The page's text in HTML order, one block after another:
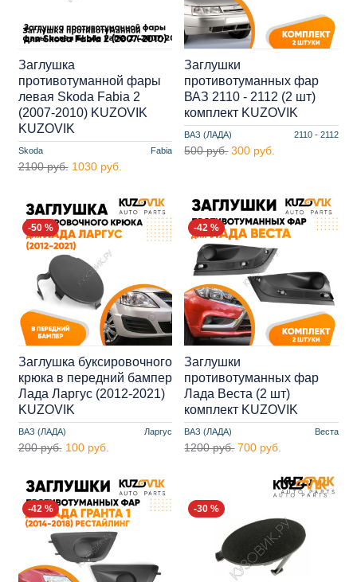
Skoda Fabia
Заглушка
противотуманной фары
левая Skoda Fabia 2
(2007-2010) KUZOVIK
KUZOVIK
2100 руб. 1030 руб.
ВАЗ (ЛАДА) 2110 - 2112
Заглушки
противотуманных фар
ВАЗ 2110 - 2112 (2 шт)
комплект KUZOVIK
500 руб. 300 руб.
-50 %
ВАЗ (ЛАДА) Ларгус
Заглушка буксировочного
крюка в передний бампер
Лада Ларгус (2012-2021)
KUZOVIK
200 руб. 100 руб.
-42 %
ВАЗ (ЛАДА) Веста
Заглушки
противотуманных фар
Лада Веста (2 шт)
комплект KUZOVIK
1200 руб. 700 руб.
-42 % -30 %